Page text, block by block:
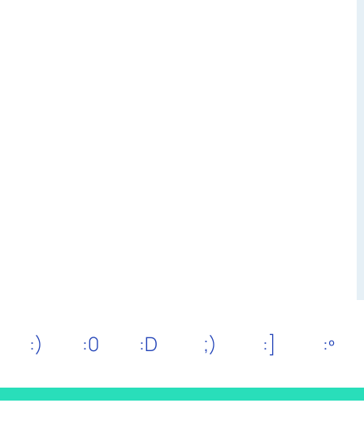
:) :0 :D ;) :] :º